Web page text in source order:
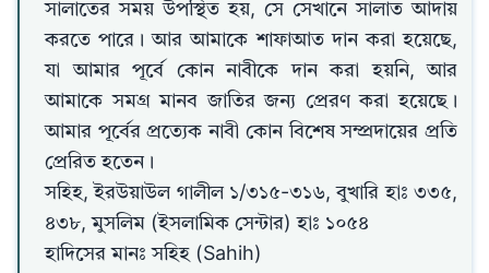
সালাতের সময় উপস্থিত হয়, সে সেখানে সালাত আদায়
করতে পারে। আর আমাকে শাফাআত দান করা হয়েছে,
যা আমার পূর্বে কোন নাবীকে দান করা হয়নি, আর
আমাকে সমগ্র মানব জাতির জন্য প্রেরণ করা হয়েছে।
আমার পূর্বের প্রত্যেক নাবী কোন বিশেষ সম্প্রদায়ের প্রতি
প্রেরিত হতেন।
সহিহ, ইরউয়াউল গালীল ১/৩১৫-৩১৬, বুখারি হাঃ ৩৩৫,
৪৩৮, মুসলিম (ইসলামিক সেন্টার) হাঃ ১০৫৪
হাদিসের মানঃ সহিহ (Sahih)